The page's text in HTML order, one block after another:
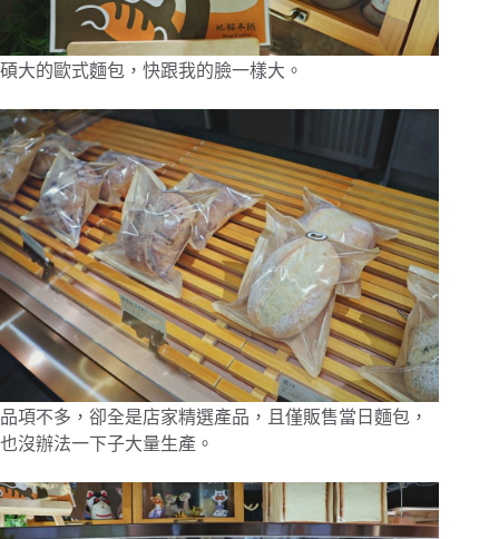
碩大的歐式麵包，快跟我的臉一樣大。
品項不多，卻全是店家精選產品，且僅販售當日麵包，
也沒辦法一下子大量生產。